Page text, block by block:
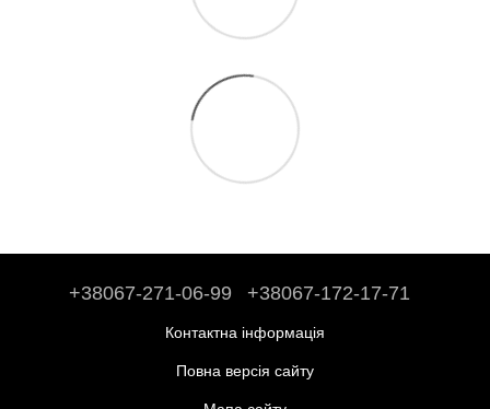
+38067-271-06-99 +38067-172-17-71
Контактна інформація
Повна версія сайту